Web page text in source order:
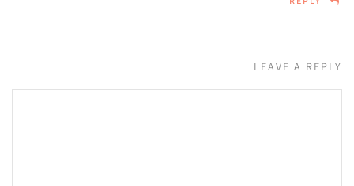
LEAVE A REPLY